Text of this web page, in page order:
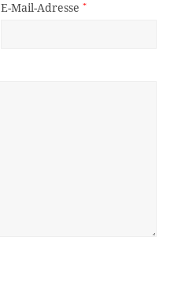
E-Mail-Adresse*